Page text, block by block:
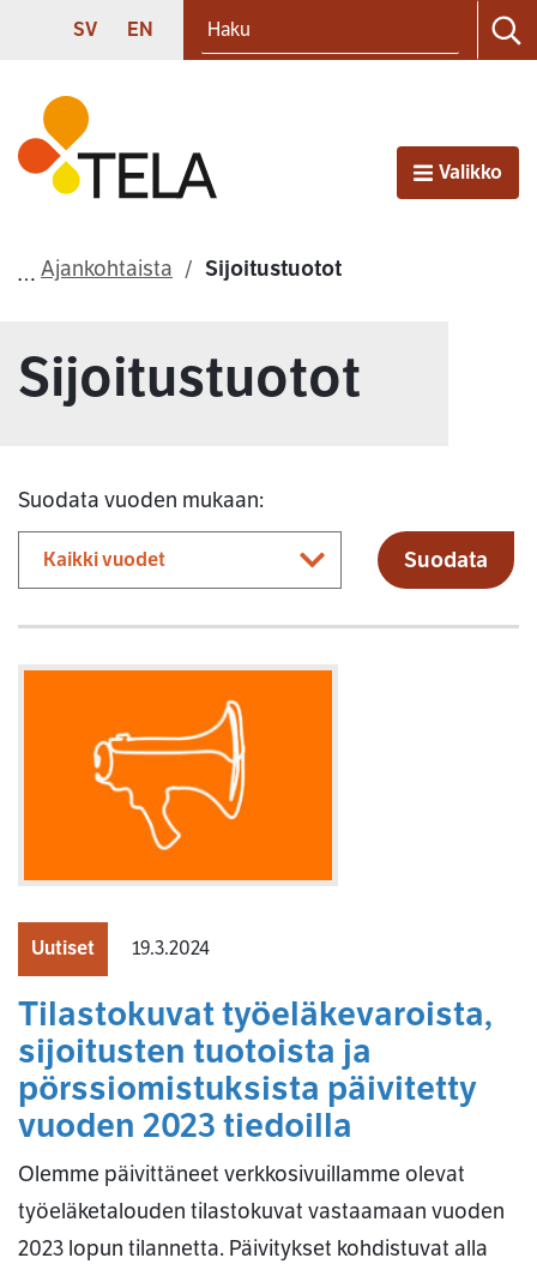
Siirry sisältöön
SVENSKA
SV ENGLISH
EN
Etusivu
AvaaValikko
Ajankohtaista Sijoitustuotot
Sijoitustuotot
Suodata vuoden mukaan:
Suodata
Uutiset 19.3.2024
Tilastokuvat työeläkevaroista,
sijoitusten tuotoista ja
pörssiomistuksista päivitetty
vuoden 2023 tiedoilla
Olemme päivittäneet verkkosivuillamme olevat
työeläketalouden tilastokuvat vastaamaan vuoden
2023 lopun tilannetta. Päivitykset kohdistuvat alla